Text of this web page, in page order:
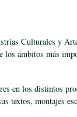
Culturales y
ámbitos más
en los distintos
textos, montajes